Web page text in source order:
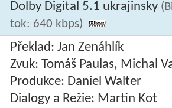
Dolby Digital 5.1 ukrajinsky
tok: 640 kbps)
Překlad: Jan Zenáhlík
Zvuk: Tomáš Paulas, Michal
Produkce: Daniel Walter
Dialogy a Režie: Martin Kot